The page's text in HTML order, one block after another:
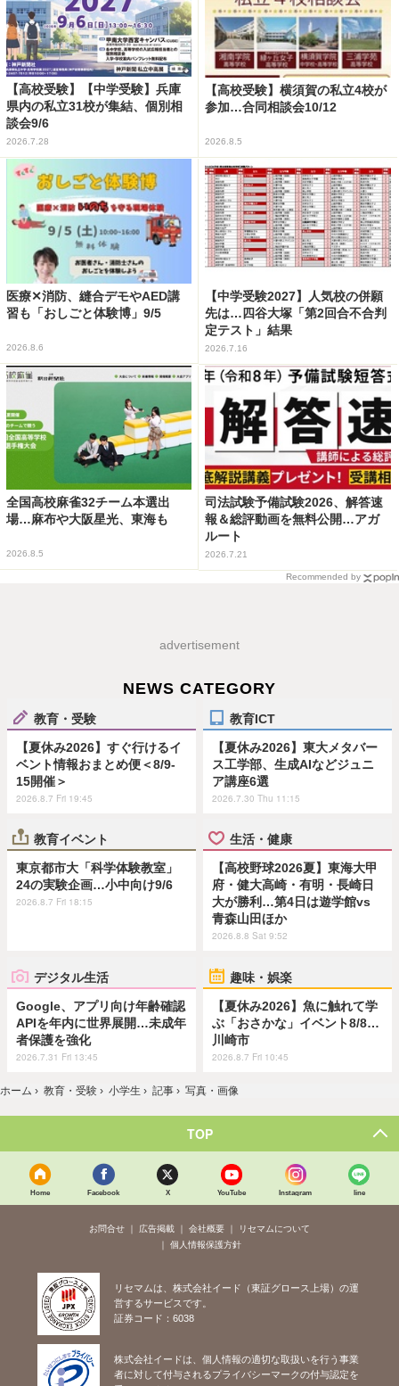
【高校受験】【中学受験】兵庫
県内の私立31校が集結、個別相
談会9/6
2026.7.28
【高校受験】横須賀の私立4校が
参加…合同相談会10/12
2026.8.5
医療✕消防、縫合デモやAED講
習も「おしごと体験博」9/5
2026.8.6
【中学受験2027】人気校の併願
先は…四谷大塚「第2回合不合判
定テスト」結果
2026.7.16
全国高校麻雀32チーム本選出
場…麻布や大阪星光、東海も
2026.8.5
司法試験予備試験2026、解答速
報＆総評動画を無料公開…アガ
ルート
2026.7.21
Recommended by
advertisement
NEWS CATEGORY
教育・受験
【夏休み2026】すぐ行けるイ
ベント情報おまとめ便＜8/9-
15開催＞
2026.8.7 Fri 19:45
教育ICT
【夏休み2026】東大メタバー
ス工学部、生成AIなどジュニ
ア講座6選
2026.7.30 Thu 11:15
教育イベント
東京都市大「科学体験教室」
24の実験企画…小中向け9/6
2026.8.7 Fri 18:15
生活・健康
【高校野球2026夏】東海大甲
府・健大高崎・有明・長崎日
大が勝利…第4日は遊学館vs
青森山田ほか
2026.8.8 Sat 9:52
デジタル生活
Google、アプリ向け年齢確認
APIを年内に世界展開…未成年
者保護を強化
2026.7.31 Fri 13:45
趣味・娯楽
【夏休み2026】魚に触れて学
ぶ「おさかな」イベント8/8…
川崎市
2026.8.7 Fri 10:45
ホーム › 教育・受験 › 小学生 › 記事 › 写真・画像
TOP
Home Facebook X YouTube Instagram line
お問合せ 広告掲載 会社概要
リセマムについて
個人情報保護方針
リセマムは、株式会社イード（東証グロース上場）の運
営するサービスです。
証券コード：6038
株式会社イードは、個人情報の適切な取扱いを行う事業
者に対して付与されるプライバシーマークの付与認定を